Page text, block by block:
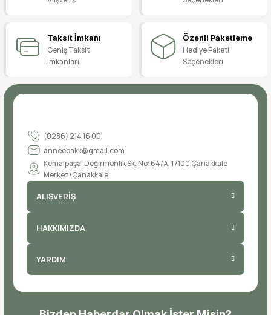
1.999,90 TL
Taksit İmkanı
Geniş Taksit
İmkanları
Özenli Paketleme
Hediye Paketi
Seçenekleri
(0286) 214 16 00
anneebakk@gmail.com
Kemalpaşa, Değirmenlik Sk. No: 64/A, 17100 Çanakkale
Merkez/Çanakkale
ALIŞVERİŞ
HAKKIMIZDA
YARDIM